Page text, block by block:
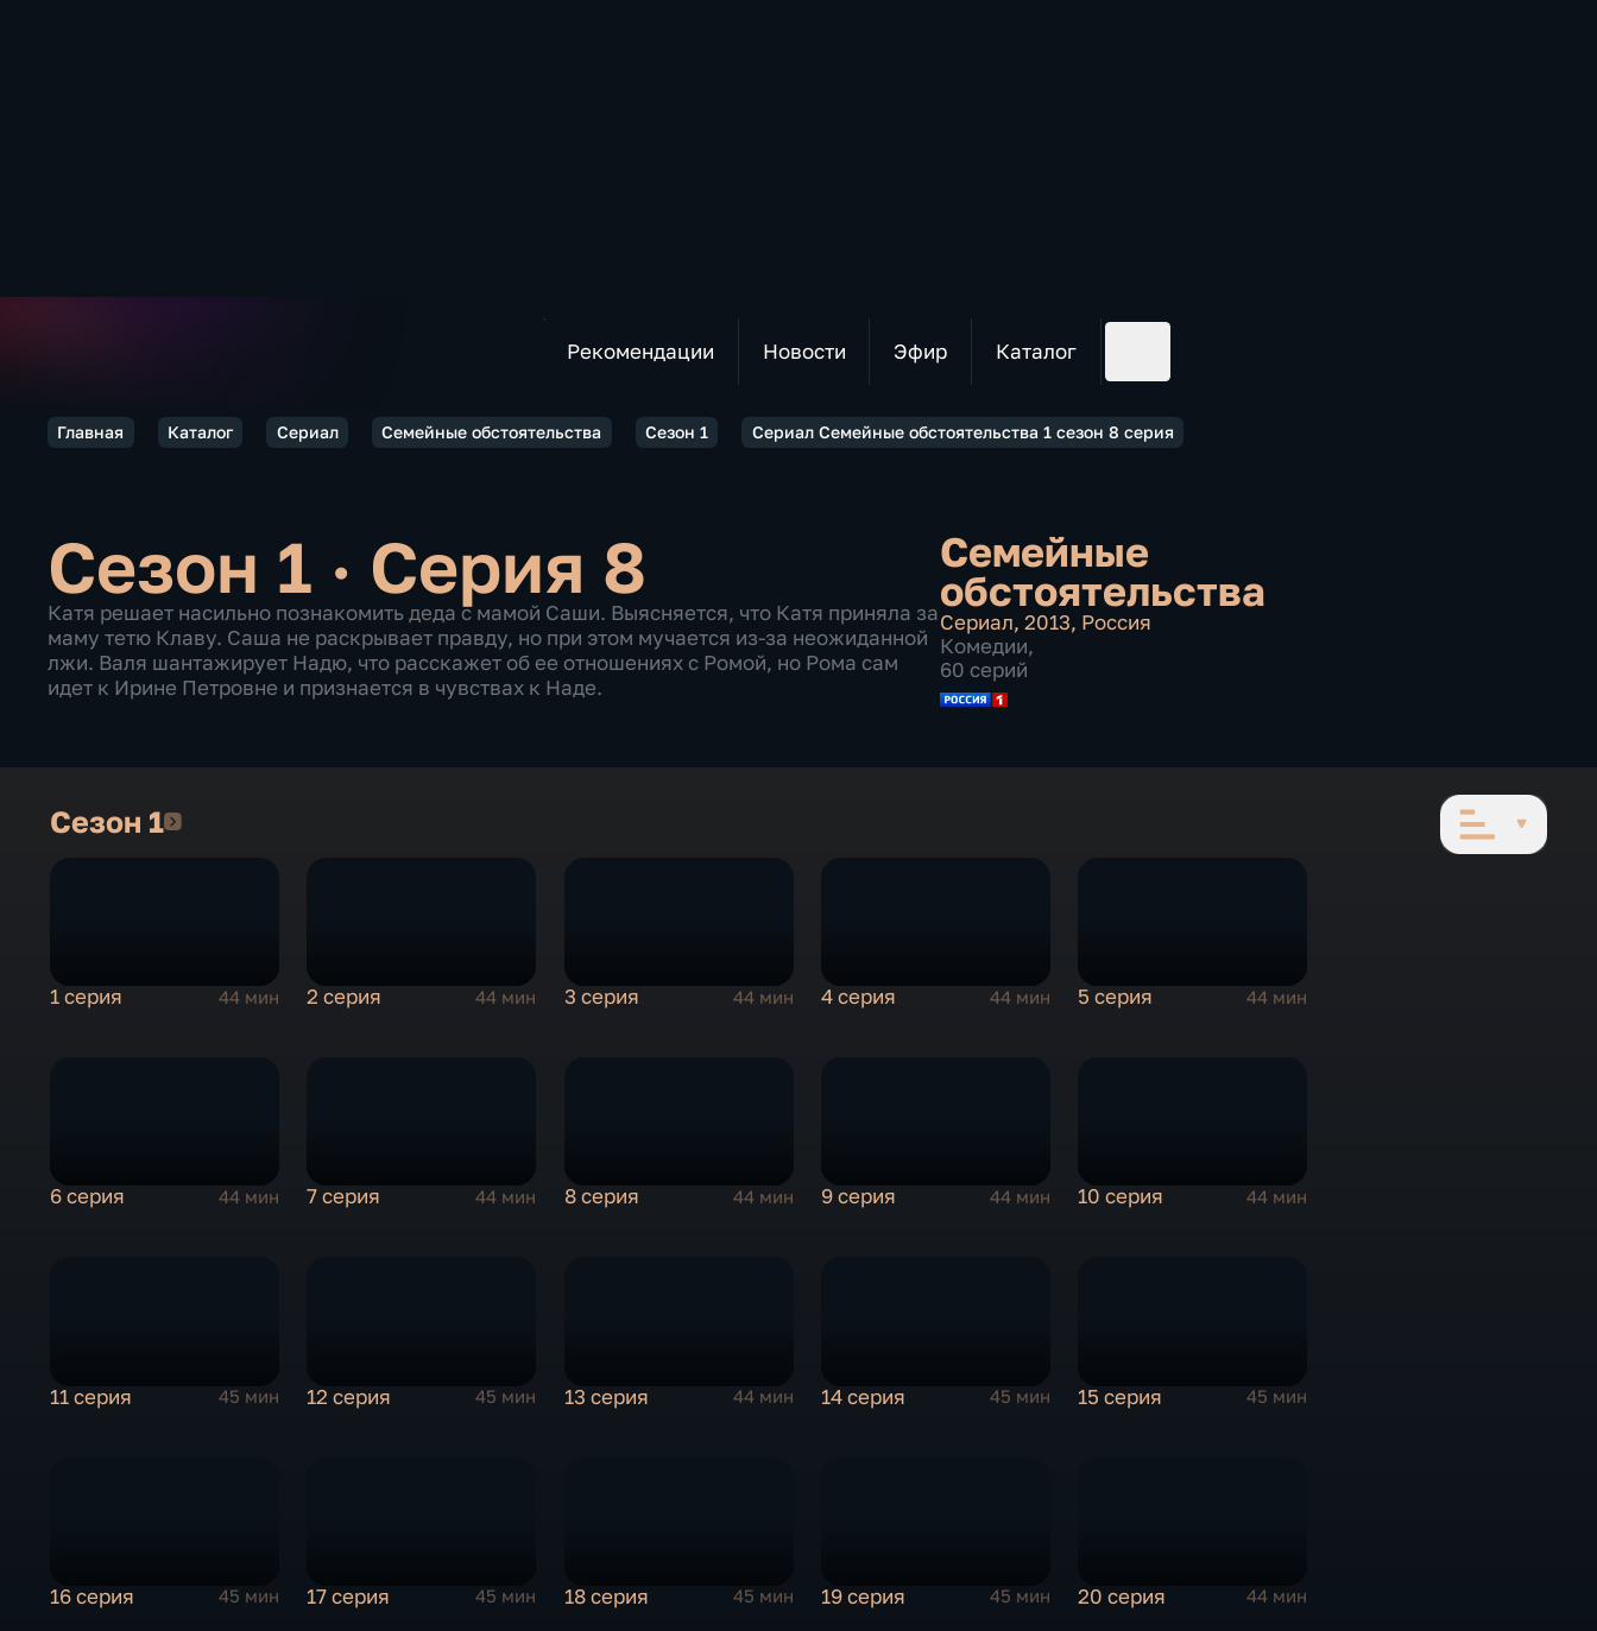
Рекомендации Новости Эфир Каталог
Главная Каталог Сериал Семейные обстоятельства Сезон 1 Сериал Семейные обстоятельства 1 сезон 8 серия
Сезон 1 · Серия 8
Катя решает насильно познакомить деда с мамой Саши. Выясняется, что Катя приняла за
маму тетю Клаву. Саша не раскрывает правду, но при этом мучается из-за неожиданной
лжи. Валя шантажирует Надю, что расскажет об ее отношениях с Ромой, но Рома сам
идет к Ирине Петровне и признается в чувствах к Наде.
Семейные
обстоятельства
Сериал, 2013, Россия
Комедии,
60 серий
Сезон 1Сезон 1
1 серия 44 мин 2 серия 44 мин 3 серия 44 мин 4 серия 44 мин 5 серия 44 мин
6 серия 44 мин 7 серия 44 мин 8 серия 44 мин 9 серия 44 мин 10 серия 44 мин
11 серия 45 мин 12 серия 45 мин 13 серия 44 мин 14 серия 45 мин 15 серия 45 мин
16 серия 45 мин 17 серия 45 мин 18 серия 45 мин 19 серия 45 мин 20 серия 44 мин